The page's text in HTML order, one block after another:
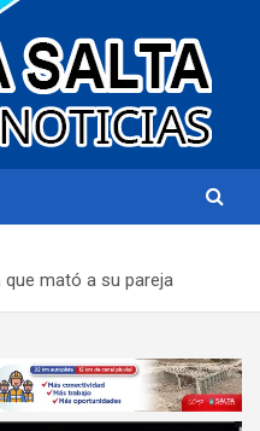
que mató a su pareja